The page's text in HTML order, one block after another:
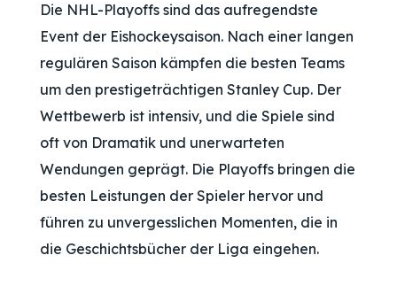
Die NHL-Playoffs sind das aufregendste
Event der Eishockeysaison. Nach einer langen
regulären Saison kämpfen die besten Teams
um den prestigeträchtigen Stanley Cup. Der
Wettbewerb ist intensiv, und die Spiele sind
oft von Dramatik und unerwarteten
Wendungen geprägt. Die Playoffs bringen die
besten Leistungen der Spieler hervor und
führen zu unvergesslichen Momenten, die in
die Geschichtsbücher der Liga eingehen.